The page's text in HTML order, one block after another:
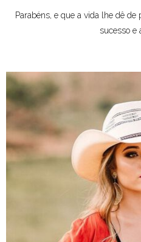
Parabéns, e que a vida lhe dê
sucesso e